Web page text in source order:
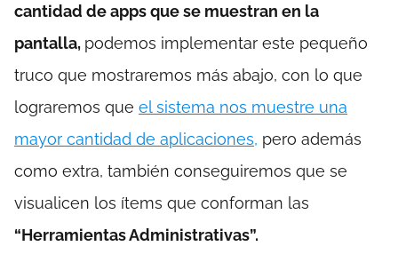
cantidad de apps que se muestran en la
pantalla, podemos implementar este pequeño
truco que mostraremos más abajo, con lo que
lograremos que el sistema nos muestre una
mayor cantidad de aplicaciones, pero además
como extra, también conseguiremos que se
visualicen los ítems que conforman las
“Herramientas Administrativas”.